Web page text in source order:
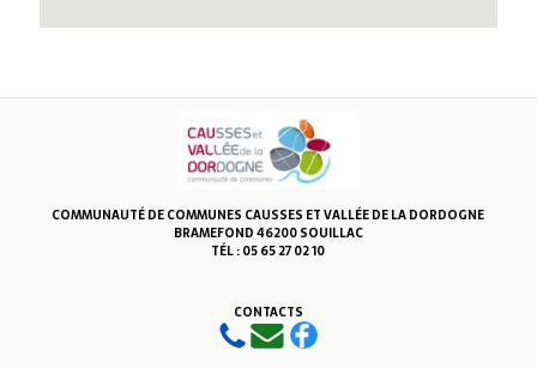
COMMUNAUTÉ DE COMMUNES CAUSSES ET VALLÉE DE LA DORDOGNE
BRAMEFOND 46200 SOUILLAC
TÉL : 05 65 27 02 10
CONTACTS